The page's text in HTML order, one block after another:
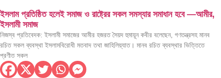
ইসলাম প্রতিষ্ঠিত হলেই সমাজ ও রাষ্ট্রের সকল সমস্যার সমাধান হবে —আমীর,
ইসলামী সমাজ
নিজস্ব প্রতিবেদক: ইসলামী সমাজের আমীর হজরত সৈয়দ হুমায়ূন কবীর বলেছেন, গণতন্ত্রসহ মানব
রচিত সকল ব্যবস্থা ইসলামবিরোধী মতবাদ তথা জাহিলিয়্যাত। মানব রচিত ব্যবস্থার ভিত্তিতে
প্রণীত সকল